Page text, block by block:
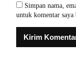
Simpan nama,
untuk komentar saya